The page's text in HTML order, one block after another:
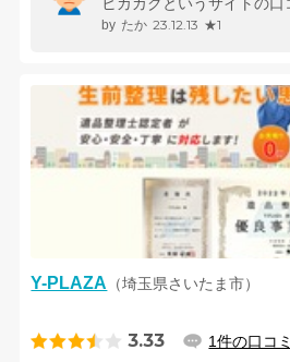
たか 23.12.13 ★1
Y-PLAZA （埼玉県さいたま市）
3.33 1件の口コミ